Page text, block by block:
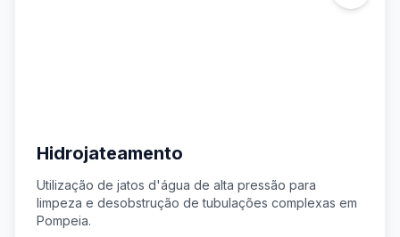
Hidrojateamento
Utilização de jatos d'água de alta pressão para
limpeza e desobstrução de tubulações complexas em
Pompeia.